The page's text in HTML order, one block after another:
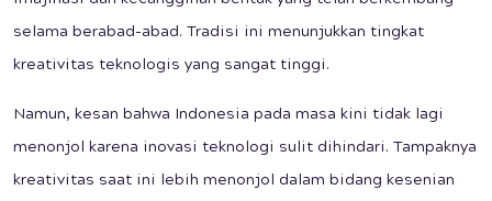
selama berabad-abad. Tradisi ini menunjukkan tingkat
kreativitas teknologis yang sangat tinggi.
Namun, kesan bahwa Indonesia pada masa kini tidak lagi
menonjol karena inovasi teknologi sulit dihindari. Tampaknya
kreativitas saat ini lebih menonjol dalam bidang kesenian